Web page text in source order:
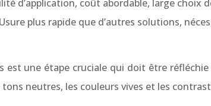
d’application, coût abordable, large
Usure plus rapide que d’autres solutions,
est une étape cruciale qui doit être
neutres, les couleurs vives et les